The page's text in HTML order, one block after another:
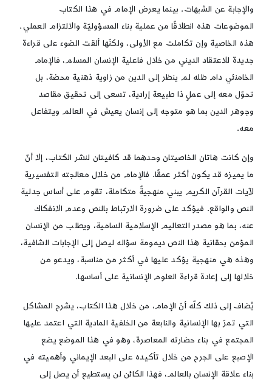
والإجابة عن الشبهات. بينما يعرض الإمام في هذا الكتاب
الموضوعات هذه انطلاقًا من عملية بناء المسؤوليّة والالتزام العملي.
هذه الخاصية وإن تكاملت مع الأولى، ولكنّها ألقت الضوء على قراءة
جديدة للاعتقاد الديني من خلال فاعلية الإنسان المسلم، فالإمام
الخامنئي دام ظله لم ينظر إلى الدين من زاوية ذهنية محضة، بل
تحوّل معه إلى عملٍ ذا طبيعة إرادية، تسعى إلى تحقيق مقاصد
وجوهر الدين بما هو متوجه إلى إنسان يعيش في العالم ويتفاعل
معه.
وإن كانت هاتان الخاصيتان وحدهما قد كافيتان لنشر الكتاب، إلا أنّ
ما يميزه قد يكون أكثر عمقًا. فالإمام من خلال معالجته التفسيرية
لآيات القرآن الكريم يبني منهجيةً متكاملة، تقوم على أساس جدلية
النص والواقع. فيؤكد على ضرورة الارتباط بالنص وعدم الانفكاك
عنه، بما هو مصدر التعاليم الإسلامية السامية، ويطلب من الإنسان
المؤمن بحقانية هذا النص ديمومة سؤاله ليصل إلى الإجابات الشافية،
وهذه هي منهجية يؤكد عليها في أكثر من مناسبة، ويدعو من
خلالها إلى إعادة قراءة العلوم الإنسانية على أساسها.
يُضاف إلى ذلك كلّه أنّ الإمام، من خلال هذا الكتاب، يشرح المشاكل
التي تمرّ بها الإنسانية والنابعة من الخلفية المادية التي اعتمد عليها
المجتمع في بناء حضارته المعاصرة، وهو في هذا الموضع يضع
الإصبع على الجرح من خلال تأكيده على البعد الإيماني وأهميته في
بناء علاقة الإنسان بالعالم، فهذا الكائن لن يستطيع أن يصل إلى